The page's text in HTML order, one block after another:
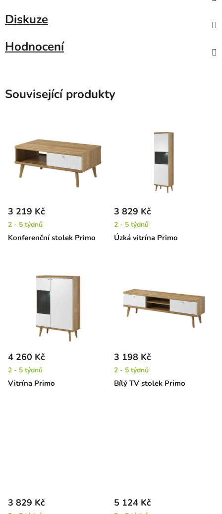
Diskuze
Hodnocení
Související produkty
Konferenční stolek Primo
3 219 Kč
2 - 5 týdnů
Úzká vitrína Primo
3 829 Kč
2 - 5 týdnů
Vitrína Primo
4 260 Kč
2 - 5 týdnů
Bílý TV stolek Primo
3 198 Kč
2 - 5 týdnů
3 829 Kč 5 124 Kč